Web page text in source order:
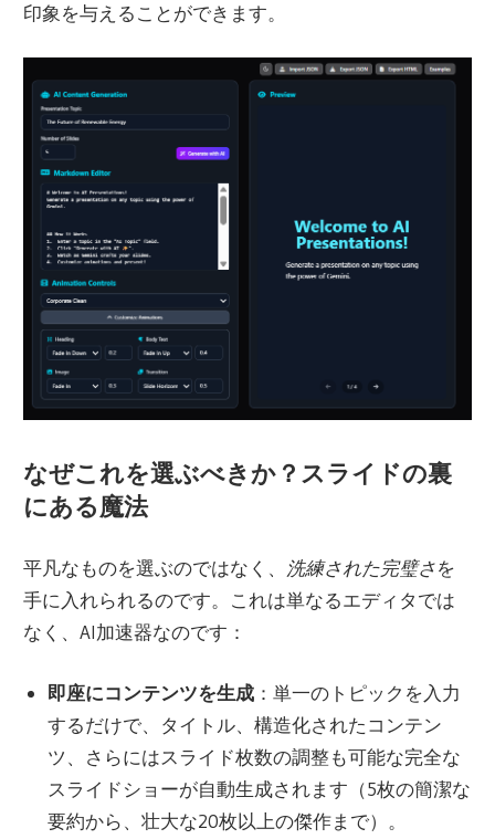
印象を与えることができます。
なぜこれを選ぶべきか？スライドの裏
にある魔法
平凡なものを選ぶのではなく、 洗練された完璧さを
手に入れられるのです。これは単なるエディタでは
なく、AI加速器なのです：
即座にコンテンツを生成：単一のトピックを入力
するだけで、タイトル、構造化されたコンテン
ツ、さらにはスライド枚数の調整も可能な完全な
スライドショーが自動生成されます（5枚の簡潔な
要約から、壮大な20枚以上の傑作まで）。